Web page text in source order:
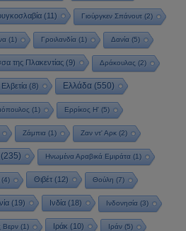
(11) Γιούργκεν Σπάνουτ(2)
(1) Γροιλανδία (1) Δανία (5)
της Πλακεντίας (9) Δράκουλας (2)
Ελβετία (8) Ελλάδα (550)
(1) Ερρίκος Η'(5)
Ζάμπια (1) Ζαν ντ' Αρκ (2)
Ηνωμένα Αραβικά Εμιράτα(1)
Θιβέτ(12) Θούλη (7)
(19) Ινδία(18) Ινδονησία(3)
Βερν (1) Ιράκ (10) Ιράν (5)